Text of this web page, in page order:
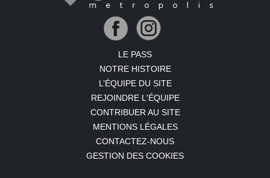
LE PASS
NOTRE HISTOIRE
L’ÉQUIPE DU SITE
REJOINDRE L'ÉQUIPE
CONTRIBUER AU SITE
MENTIONS LÉGALES
CONTACTEZ-NOUS
GESTION DES COOKIES